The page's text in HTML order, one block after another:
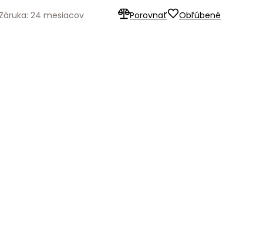
Porovnať Obľúbené
Záruka: 24 mesiacov